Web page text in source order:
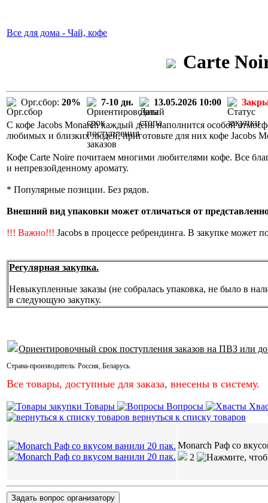
Все для дома - Чай, кофе
Carte
Орг.сбор: 20% 7-10 дн. 13.05.2026 10:00
С кофе Jacobs Monarch каждый день наполнится особой
любимых и близких людей, приготовьте для них кофе Jacobs
Кофе Carte Noire почитаем многими любителями кофе. Все
и непревзойденному аромату.
* Популярные позиции. Без рядов.
Внешний вид упаковки может отличаться от
!!! Важно!!! Jacobs в процессе ребрендинга. В закупке может
Регулярная закупка.
Невыкупленные заказы (не собралась упаковка, не было в
в следующую закупку.
Ориентировочный срок поступления заказов на ПВЗ или
Страна-производитель: Россия, Беларусь.
Все товары, доступные для заказа, внесены в систему.
Товары Вопросы
вернуться к списку товаров
Monarch Раф со
2
Задать вопрос организатору